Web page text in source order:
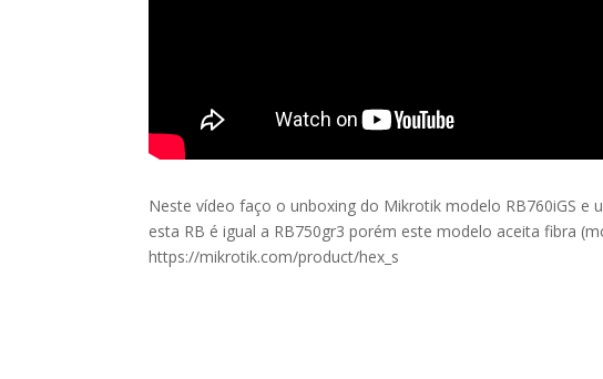
Neste vídeo faço o unboxing do Mikrotik modelo RB760iGS e
esta RB é igual a RB750gr3 porém este modelo aceita fibra
https://mikrotik.com/product/hex_s